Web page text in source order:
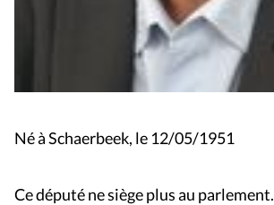
Né à Schaerbeek, le 12/05/1951
Ce député ne siège plus au parlement.